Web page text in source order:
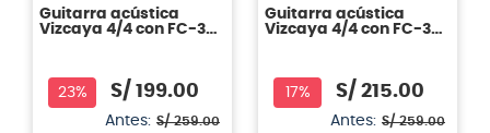
Guitarra acústica
Vizcaya 4/4 con FC-39
23% S/ 199.00
Antes: S/ 259.00
Guitarra acústica
Vizcaya 4/4 con FC-39
17% S/ 215.00
Antes: S/ 259.00